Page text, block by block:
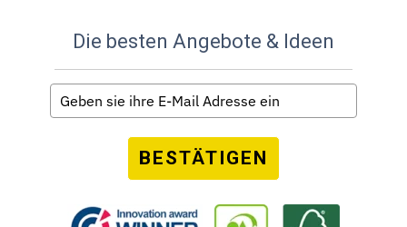
Die besten Angebote & Ideen
BESTÄTIGEN